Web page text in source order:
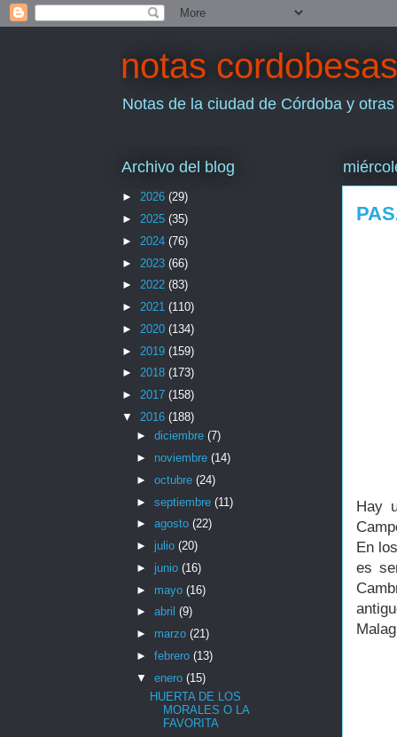
notas cordobesas
Notas de la ciudad de Córdoba y
Hay
En
es
Archivo del blog
► 2026 (29)
► 2025 (35)
► 2024 (76)
► 2023 (66)
► 2022 (83)
► 2021 (110)
► 2020 (134)
► 2019 (159)
► 2018 (173)
► 2017 (158)
▼ 2016 (188)
► diciembre (7)
► noviembre (14)
► octubre (24)
► septiembre (11)
► agosto (22)
► julio (20)
► junio (16)
► mayo (16)
► abril (9)
► marzo (21)
► febrero (13)
▼ enero (15)
HUERTA DE LOS
MORALES O LA
FAVORITA